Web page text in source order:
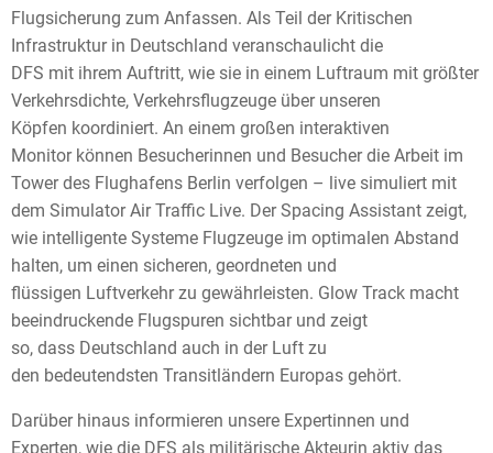
Flugsicherung zum Anfassen. Als Teil der Kritischen
Infrastruktur in Deutschland veranschaulicht die
DFS mit ihrem Auftritt, wie sie in einem Luftraum mit größter
Verkehrsdichte, Verkehrsflugzeuge über unseren
Köpfen koordiniert. An einem großen interaktiven
Monitor können Besucherinnen und Besucher die Arbeit im
Tower des Flughafens Berlin verfolgen – live simuliert mit
dem Simulator Air Traffic Live. Der Spacing Assistant zeigt,
wie intelligente Systeme Flugzeuge im optimalen Abstand
halten, um einen sicheren, geordneten und
flüssigen Luftverkehr zu gewährleisten. Glow Track macht
beeindruckende Flugspuren sichtbar und zeigt
so, dass Deutschland auch in der Luft zu
den bedeutendsten Transitländern Europas gehört.
Darüber hinaus informieren unsere Expertinnen und
Experten, wie die DFS als militärische Akteurin aktiv das